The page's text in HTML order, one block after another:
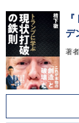
デ
著者